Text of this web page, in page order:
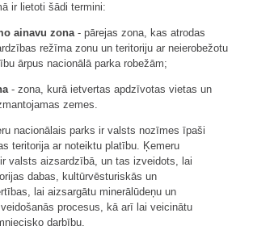
ir lietoti šādi termini:
ainavu zona- pārejas zona, kas atrodas
režīma zonu un teritoriju ar neierobežotu
ārpus nacionālā parka robežām;
- zona, kurā ietvertas apdzīvotas vietas un
zemes.
nacionālais parks ir valsts nozīmes īpaši
teritorija ar noteiktu platību. Ķemeru
valsts aizsardzībā, un tas izveidots, lai
dabas, kultūrvēsturiskās un
lai aizsargātu minerālūdeņu un
procesus, kā arī lai veicinātu
darbību.